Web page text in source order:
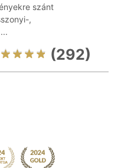
szánt
,
(292)